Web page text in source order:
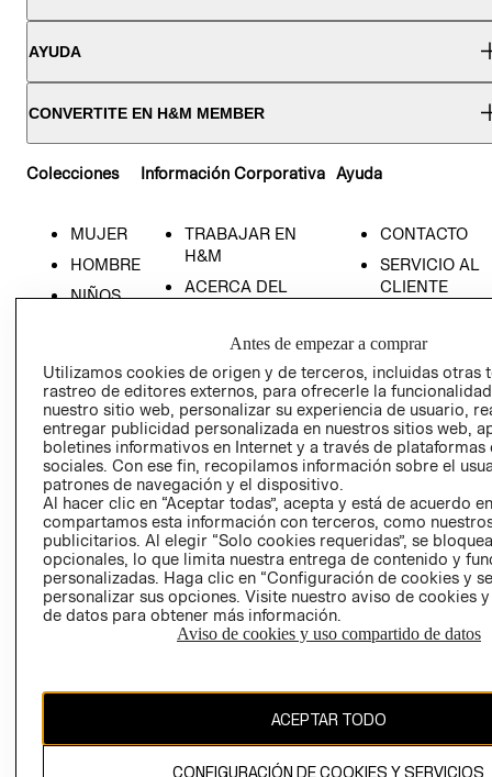
AYUDA
CONVERTITE EN H&M MEMBER
Colecciones
MUJER
HOMBRE
NIÑOS
Información Corporativa
TRABAJAR EN
H&M
ACERCA DEL
RESPONSABILIDAD
PRENSA
RELACIÓN CON
INVERSIONISTAS
POLÍTICA
EMPRESARIAL
Ayuda
CONTACTO
SERVICIO AL
CLIENTE
NUESTRAS
TIENDAS
- RETIRO EN
TIENDA
TÉRMINOS Y
CONDICIONES
AVISO DE
PRIVACIDAD
GIFT CARD
COOKIES
Antes de empezar a comprar
Utilizamos cookies de origen y de terceros, incluidas otras
rastreo de editores externos, para ofrecerle la
nuestro sitio web, personalizar su experiencia de usuario,
entregar publicidad personalizada en nuestros sitios web,
boletines informativos en Internet y a través de plataformas
sociales. Con ese fin, recopilamos información sobre el
patrones de navegación y el dispositivo.
Al hacer clic en “Aceptar todas”, acepta y está de acuerdo
compartamos esta información con terceros, como
publicitarios. Al elegir “Solo cookies requeridas”, se
opcionales, lo que limita nuestra entrega de contenido y
personalizadas. Haga clic en “Configuración de cookies y
personalizar sus opciones. Visite nuestro aviso de cookies
de datos para obtener más información.
Aviso de cookies y uso compartido de datos
ACEPTAR TODO
CONFIGURACIÓN DE COOKIES Y SERVICIOS